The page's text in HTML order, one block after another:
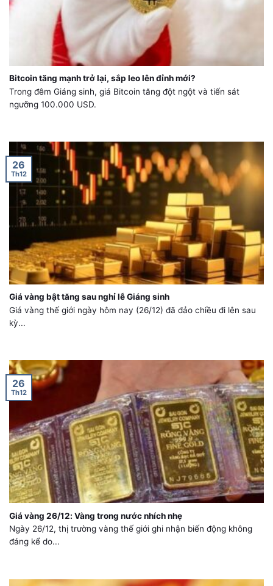
Bitcoin tăng mạnh trở lại, sắp leo lên đỉnh mới?
Trong đêm Giáng sinh, giá Bitcoin tăng đột ngột và tiến sát
ngưỡng 100.000 USD.
Giá vàng bật tăng sau nghỉ lễ Giáng sinh
Giá vàng thế giới ngày hôm nay (26/12) đã đảo chiều đi lên sau
kỳ...
26
Th12
Giá vàng 26/12: Vàng trong nước nhích nhẹ
Ngày 26/12, thị trường vàng thế giới ghi nhận biến động không
đáng kể do...
26
Th12